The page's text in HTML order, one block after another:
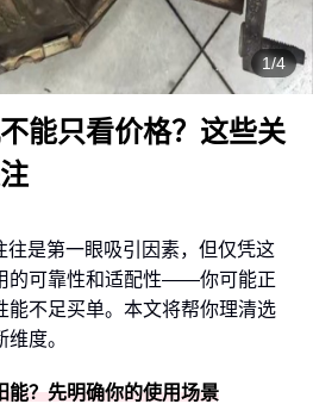
1/4
能只看价格？这些关
往是第一眼吸引因素，但仅凭这
的可靠性和适配性——你可能正
能不足买单。本文将帮你理清选
度。
能？先明确你的使用场景